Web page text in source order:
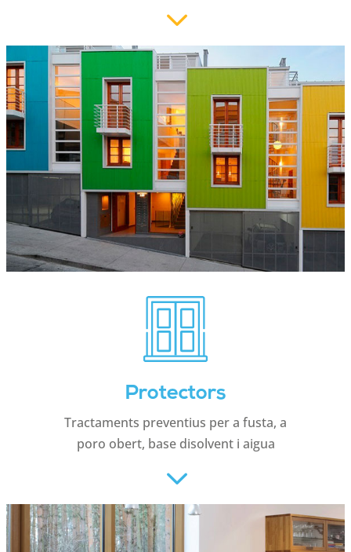
3
Protectors
Tractaments preventius per a fusta, a
poro obert, base disolvent i aigua
3